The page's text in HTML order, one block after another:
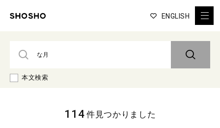
ENGLISH
本文検索
114 件見つかりました